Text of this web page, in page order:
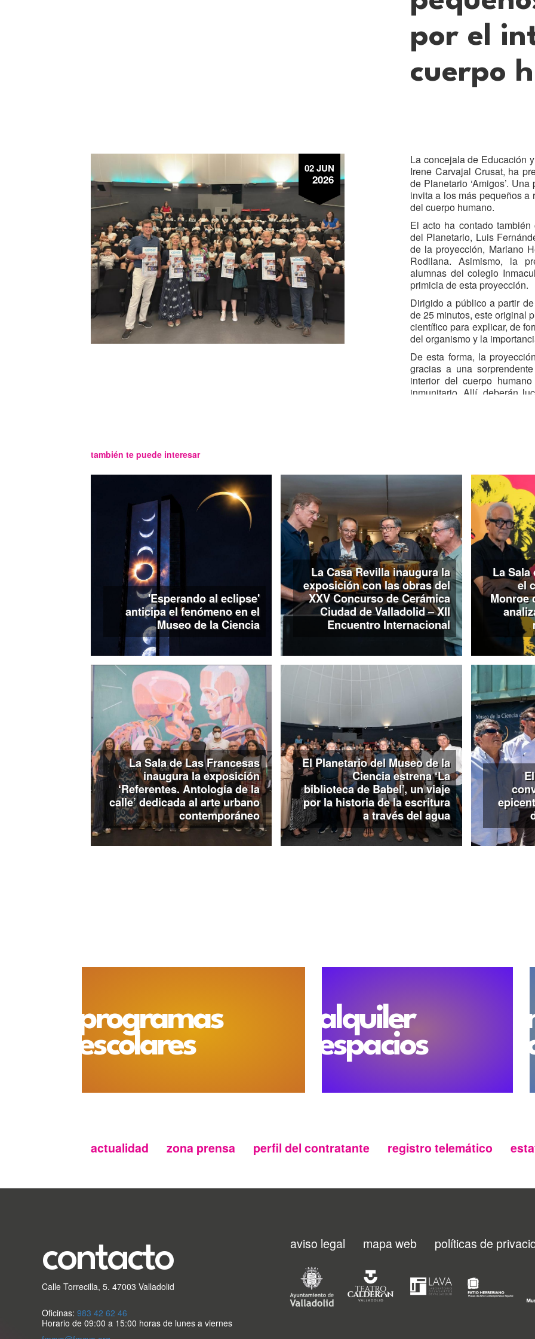
por el
cuerpo
02 JUN
2026
La concejala de Educación
Irene Carvajal Crusat, ha
de Planetario ‘Amigos’.
invita a los más pequeños
del cuerpo humano.
El acto ha contado
del Planetario, Luis
de la proyección, Mariano
Rodilana. Asimismo, la
alumnas del colegio
primicia de esta proyección.
Dirigido a público a partir
de 25 minutos, este original
científico para explicar, de
del organismo y la
De esta forma, la
gracias a una
interior del cuerpo
inmunitario. Allí, deberán
El precio de la entrada de
cartelera del Planetario
de martes a sábados, a las
Con el objetivo de
educativos, el Museo
reserva previa.
De forma complementaria,
con consejos sobre
orientados a fomentar
también te puede interesar
'Esperando al eclipse'
anticipa el fenómeno en el
Museo de la Ciencia
La Casa Revilla inaugura la
exposición con las obras del
XXV Concurso de Cerámica
Ciudad de Valladolid – XII
Encuentro Internacional
La Sala
el
Monroe
La Sala de Las Francesas
inaugura la exposición
‘Referentes. Antología de la
calle’ dedicada al arte urbano
contemporáneo
El Planetario del Museo de la
Ciencia estrena ‘La
biblioteca de Babel’, un viaje
por la historia de la escritura
a través del agua
programas
escolares
alquiler
espacios
secundario
actualidad zona prensa perfil del contratante registro telemático
contacto
Calle Torrecilla, 5. 47003 Valladolid
Oficinas: 983 42 62 46
Horario de 09:00 a 15:00 horas de lunes a viernes
Menu
footer
aviso legal mapa web políticas de